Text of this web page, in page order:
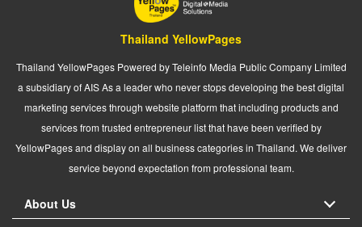
Thailand YellowPages
Thailand YellowPages Powered by Teleinfo Media Public Company Limited
a subsidiary of AIS As a leader who never stops developing the best digital
marketing services through website platform that including products and
services from trusted entrepreneur list that have been verified by
YellowPages and display on all business categories in Thailand. We deliver
service beyond expectation from professional team.
About Us